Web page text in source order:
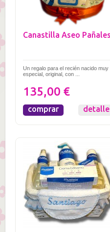
Canastilla Aseo Pañales
Un regalo para el recién nacido muy
especial, original, con ...
135,00 €
comprar